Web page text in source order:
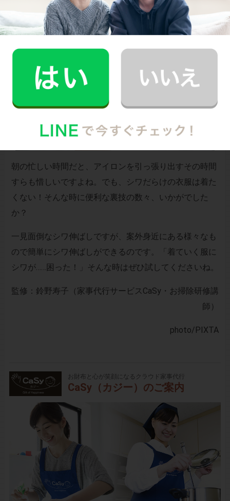
朝の忙しい時間だと、アイロンを引っ張り出すその時間
すらも惜しいですよね。でも、シワだらけの衣服は着た
くない！そんな時に便利な裏技の数々、いかがでした
か？
一見面倒なシワ伸ばしですが、案外身近にある様々なも
ので簡単にシワ伸ばしができるのです。「着ていく服に
シワが……困った！」そんな時はぜひ試してくださいね。
監修：鈴野寿子（家事代行サービスCaSy・お掃除研修講
師）
photo/PIXTA
お財布と心が笑顔になるクラウド家事代行
CaSy（カジー）のご案内